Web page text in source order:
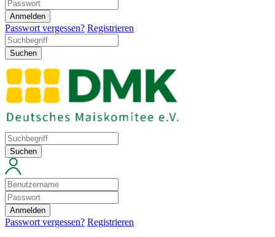
Anmelden
Passwort vergessen? Registrieren
Suchen
Suchen
Anmelden
Passwort vergessen? Registrieren